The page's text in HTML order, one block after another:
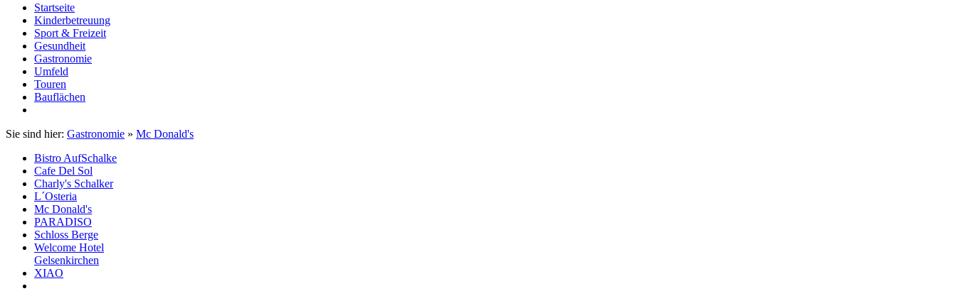
Startseite
Kinderbetreuung
Sport & Freizeit
Gesundheit
Gastronomie
Umfeld
Touren
Bauflächen
Sie sind hier: Gastronomie » Mc Donald's
Bistro AufSchalke
Cafe Del Sol
Charly's Schalker
L´Osteria
Mc Donald's
PARADISO
Schloss Berge
Welcome Hotel
Gelsenkirchen
XIAO